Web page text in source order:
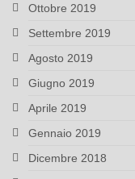
Ottobre 2019
Settembre 2019
Agosto 2019
Giugno 2019
Aprile 2019
Gennaio 2019
Dicembre 2018